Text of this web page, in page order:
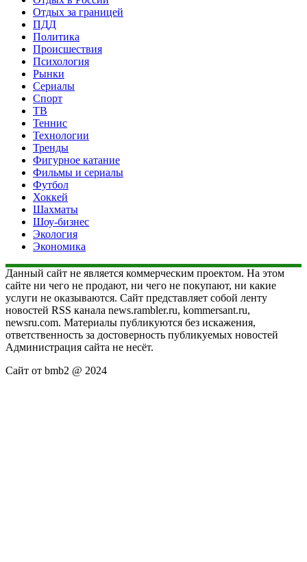
Отдых за границей
ПДД
Политика
Происшествия
Психология
Рынки
Сериалы
Спорт
ТВ
Теннис
Технологии
Тренды
Фигурное катание
Фильмы и сериалы
Футбол
Хоккей
Шахматы
Шоу-бизнес
Экология
Экономика
Данный сайт не является коммерческим проектом. На этом
сайте ни чего не продают, ни чего не покупают, ни какие
услуги не оказываются. Сайт представляет собой ленту
новостей RSS канала news.rambler.ru, kommersant.ru,
newsru.com. Материалы публикуются без искажения,
ответственность за достоверность публикуемых новостей
Администрация сайта не несёт.
Сайт от bmb2 @ 2024